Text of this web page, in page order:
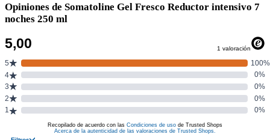
Opiniones de Somatoline Gel Fresco Reductor intensivo 7
noches 250 ml